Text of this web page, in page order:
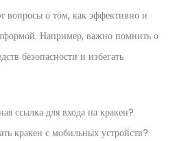
вопросы о том, как эффективно и
Например, важно помнить о
безопасности и избегать
ссылка для входа на кракен?
кракен с мобильных устройств?